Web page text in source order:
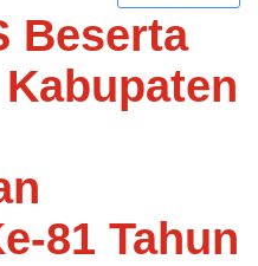
Beserta
81 Tahun